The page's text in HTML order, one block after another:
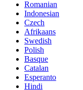
Romanian
Indonesian
Czech
Afrikaans
Swedish
Polish
Basque
Catalan
Esperanto
Hindi